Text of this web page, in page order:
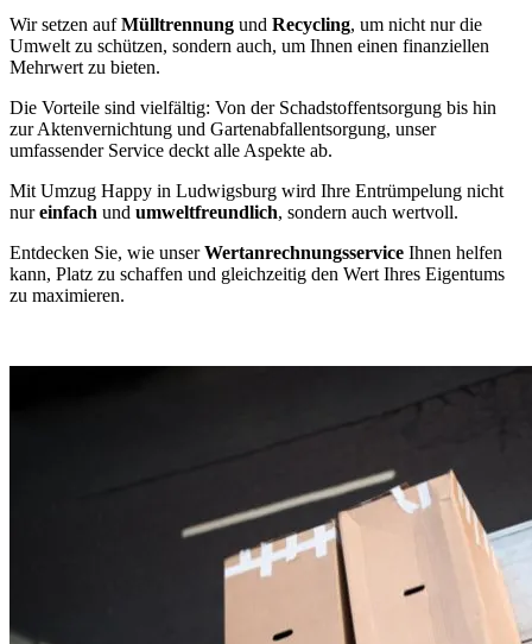
Wir setzen aufMülltrennung und Recycling, um nicht nur die
Umwelt zu schützen, sondern auch, um Ihnen einen finanziellen
Mehrwert zu bieten.
Die Vorteile sind vielfältig: Von der Schadstoffentsorgung bis hin
zur Aktenvernichtung und Gartenabfallentsorgung, unser
umfassender Service deckt alle Aspekte ab.
Mit Umzug Happy in Ludwigsburg wird Ihre Entrümpelung nicht
nureinfach und umweltfreundlich, sondern auch wertvoll.
Entdecken Sie, wie unserWertanrechnungsservice Ihnen helfen
kann, Platz zu schaffen und gleichzeitig den Wert Ihres Eigentums
zu maximieren.